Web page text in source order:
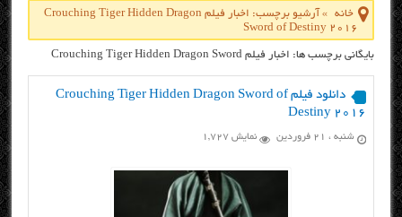
خانه »
آرشیو برچسب: اخبار فیلم Crouching Tiger Hidden Dragon
Sword of Destiny 2016
بایگانی برچسب ها: اخبار فیلم Crouching Tiger Hidden Dragon Sword
دانلود فیلم Crouching Tiger Hidden Dragon Sword of
Destiny 2016
شنبه ، ۲۱ فروردین نمایش 1,727